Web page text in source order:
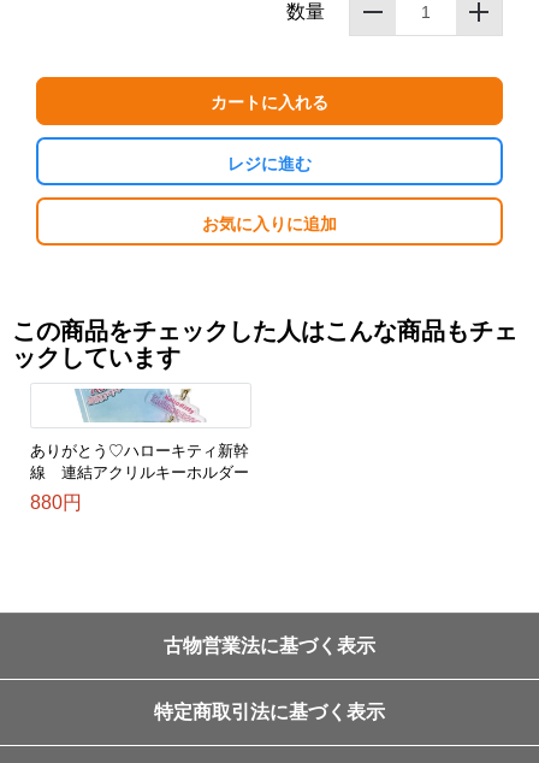
数量
カートに入れる
レジに進む
お気に入りに追加
この商品をチェックした人はこんな商品もチェ
ックしています
ありがとう♡ハローキティ新幹
線 連結アクリルキーホルダー
880円
古物営業法に基づく表示
特定商取引法に基づく表示